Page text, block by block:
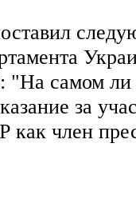
"На самом
за
член